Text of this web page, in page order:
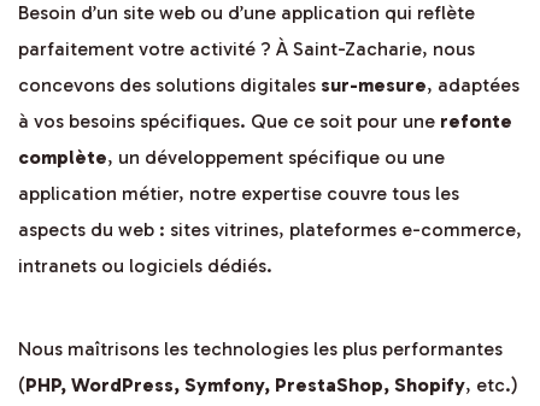
Besoin d’un site web ou d’une application qui reflète
parfaitement votre activité ? À Saint-Zacharie, nous
concevons des solutions digitales sur-mesure, adaptées
à vos besoins spécifiques. Que ce soit pour une refonte
complète, un développement spécifique ou une
application métier, notre expertise couvre tous les
aspects du web : sites vitrines, plateformes e-commerce,
intranets ou logiciels dédiés.
Nous maîtrisons les technologies les plus performantes
(PHP, WordPress, Symfony, PrestaShop, Shopify, etc.)